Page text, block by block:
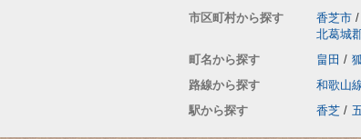
市区町村から探す 香芝市 /
北葛城
町名から探す
畠田 /
路線から探す
和歌山
駅から探す
香芝 /